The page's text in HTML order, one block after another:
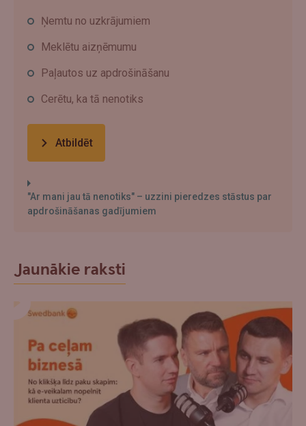
Ņemtu no uzkrājumiem
Meklētu aizņēmumu
Paļautos uz apdrošināšanu
Cerētu, ka tā nenotiks
Atbildēt
"Ar mani jau tā nenotiks" – uzzini pieredzes stāstus par
apdrošināšanas gadījumiem
Jaunākie raksti